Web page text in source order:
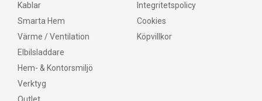
Kablar
Smarta Hem
Värme / Ventilation
Elbilsladdare
Hem- & Kontorsmiljö
Verktyg
Integritetspolicy
Cookies
Köpvillkor